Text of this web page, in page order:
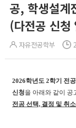
공, 학생설계
(다전공 신청
자유전공학부
2026학년도 2학기 전
신청을 아래와 같이 공
전공 선택, 결정 및 취